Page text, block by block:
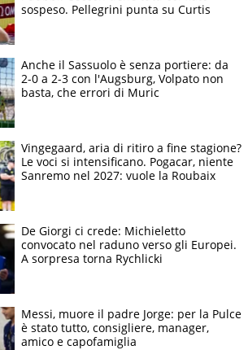
sospeso. Pellegrini punta su Curtis
Anche il Sassuolo è senza portiere: da
2-0 a 2-3 con l'Augsburg, Volpato non
basta, che errori di Muric
Vingegaard, aria di ritiro a fine stagione?
Le voci si intensificano. Pogacar, niente
Sanremo nel 2027: vuole la Roubaix
De Giorgi ci crede: Michieletto
convocato nel raduno verso gli Europei.
A sorpresa torna Rychlicki
Messi, muore il padre Jorge: per la Pulce
è stato tutto, consigliere, manager,
amico e capofamiglia